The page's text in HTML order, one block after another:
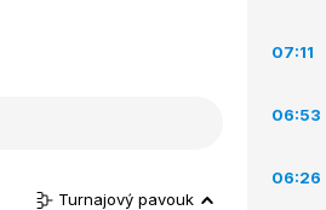
Turnajový pavouk
07:11
06:53
06:26